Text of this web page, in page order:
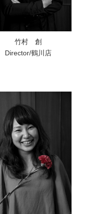
竹村 創
Director/鶴川店